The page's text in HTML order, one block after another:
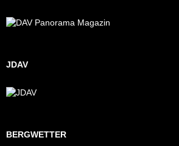
JDAV
BERGWETTER